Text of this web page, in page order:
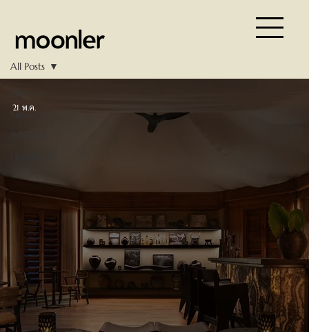
News
All Posts
21 พ.ค.